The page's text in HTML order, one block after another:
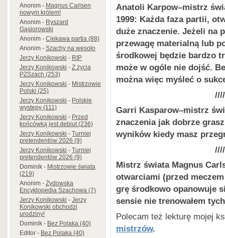
Anonim-Magnus Carlsen
nowym królem!
Anonim-Ryszard
Gąsiorowski
Anonim-Ciekawa partia (88)
Anonim-Szachy na wesoło
Jerzy Konikowski-RIP
Jerzy Konikowski-Z życia
PZSzach (253)
Jerzy Konikowski-Mistrzowie
Polski (25)
Jerzy Konikowski-Polskie
występy (111)
Jerzy Konikowski-Przed
końcówką jest debiut (236)
Jerzy Konikowski-Turniej
pretendentów 2026 (9)
Jerzy Konikowski-Turniej
pretendentów 2026 (9)
Dominik-Mistrzowie świata
(219)
Anonim-Żydowska
Encyklopedia Szachowa (7)
Jerzy Konikowski-Jerzy
Konikowski obchodzi
urodziny!
Dominik-Bez Polaka (40)
Editor-Bez Polaka (40)
Anatoli Karpow–mistrz
1999: Każda faza partii,
duże znaczenie. Jeżeli na
przewagę materialną lub
środkowej będzie bardzo
może w ogóle nie dojść.
można więc myśleć o
Garri Kasparow–mistrz
znaczenia jak dobrze
wyników kiedy masz
Mistrz świata Magnus
otwarciami (przed
grę środkowo opanowuje
sensie nie trenowałem
Polecam też lekturę mojej
mistrzów.